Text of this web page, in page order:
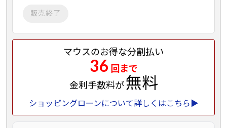
販売終了
マウスのお得な分割払い
36 回まで
金利手数料が無料
ショッピングローンについて詳しくはこちら▶